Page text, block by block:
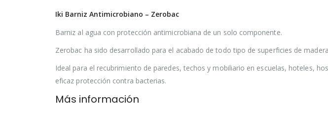
Iki Barniz Antimicrobiano – Zerobac
Barniz al agua con protección antimicrobiana de un solo componente.
Zerobac ha sido desarrollado para el acabado de todo tipo de superficies de
Ideal para el recubrimiento de paredes, techos y mobiliario en escuelas, hoteles,
eficaz protección contra bacterias.
Más información